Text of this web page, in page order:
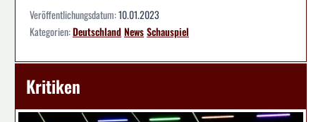
Veröffentlichungsdatum:10.01.2023
Kategorien:DeutschlandNewsSchauspiel
Kritiken